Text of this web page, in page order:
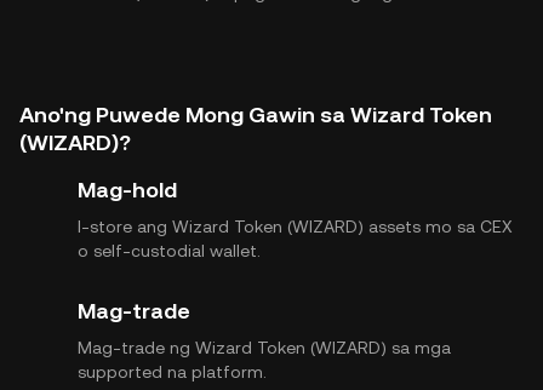
Ano'ng Puwede Mong Gawin sa Wizard Token
(WIZARD)?
Mag-hold
I-store ang Wizard Token (WIZARD) assets mo sa CEX
o self-custodial wallet.
Mag-trade
Mag-trade ng Wizard Token (WIZARD) sa mga
supported na platform.